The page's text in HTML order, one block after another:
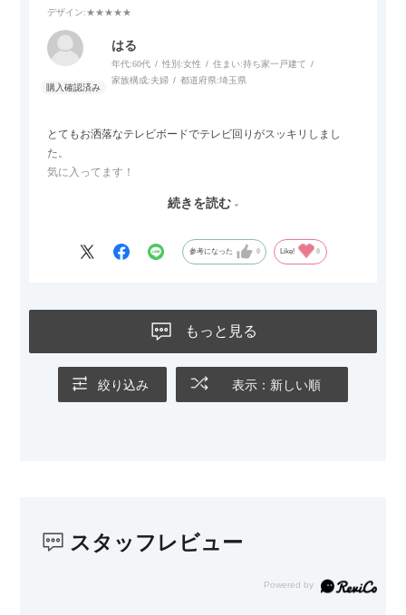
また、カウチのように足を伸ばしてくつろげるスタイルが理想
だったので、それが叶って大満足です。オットマンは自由に動
かせるため、普段はカウチとして使い、来客時には離してスツ
ールとして使えるなど、使い勝手の良さも魅力だと感じていま
デザイン:★★★★★
はる
年代:60代 性別:女性 住まい:持ち家一戸建て
家族構成:夫婦 都道府県:埼玉県
とてもお洒落なテレビボードでテレビ回りがスッキリしまし
た。
気に入ってます！
Blu-rayレコーダーをボードの扉にしまったところリモコンが閉
なので星4つにします
続きを読む
参考になった 0 Like! 0
もっと見る
絞り込み 表示：新しい順
スタッフレビュー